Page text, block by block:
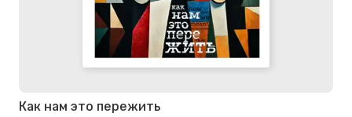
Как нам это пережить